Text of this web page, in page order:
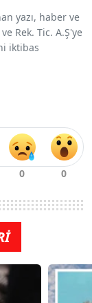
yazı, haber ve
Rek. Tic. A.Ş'ye
iktibas